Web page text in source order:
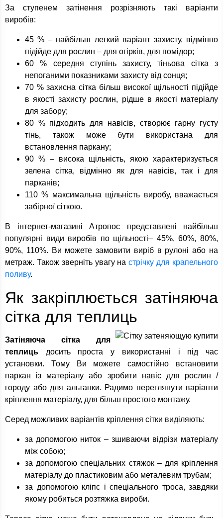
За ступенем затінення розрізняють такі варіанти
виробів:
45 % – найбільш легкий варіант захисту, відмінно
підійде для рослин – для огірків, для помідор;
60 % середня ступінь захисту, тіньова сітка з
непоганими показниками захисту від сонця;
70 % захисна сітка більш високої щільності підійде
в якості захисту рослин, рідше в якості матеріалу
для забору;
80 % підходить для навісів, створює гарну густу
тінь, також може бути використана для
встановлення паркану;
90 % – висока щільність, якою характеризується
зелена сітка, відмінно як для навісів, так і для
парканів;
110 % максимальна щільність виробу, вважається
забірної сіткою.
В інтернет-магазині Атропос представлені найбільш
популярні види виробів по щільності– 45%, 60%, 80%,
90%, 110%. Ви можете замовити виріб в рулоні або на
метраж. Також зверніть увагу настрічку для крапельного
поливу.
Як закріплюється затіняюча
сітка для теплиць
Затіняюча сітка для
теплиць досить проста у використанні і під час
установки. Тому Ви можете самостійно встановити
паркан із матеріалу або зробити навіс для рослин /
городу або для альтанки. Радимо переглянути варіанти
кріплення матеріалу, для більш простого монтажу.
Серед можливих варіантів кріплення сітки виділяють:
за допомогою ниток – зшиваючи відрізи матеріалу
між собою;
за допомогою спеціальних стяжок – для кріплення
матеріалу до пластиковим або металевим трубам;
за допомогою кліпс і спеціального троса, завдяки
якому робиться розтяжка вироби.